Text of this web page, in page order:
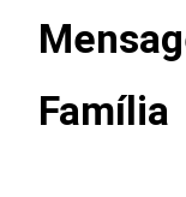
Família